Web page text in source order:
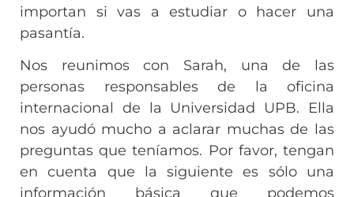
importan si vas a estudiar o hacer una
pasantía.
Nos reunimos con Sarah, una de las
personas responsables de la oficina
internacional de la Universidad UPB. Ella
nos ayudó mucho a aclarar muchas de las
preguntas que teníamos. Por favor, tengan
en cuenta que la siguiente es sólo una
información básica que podemos